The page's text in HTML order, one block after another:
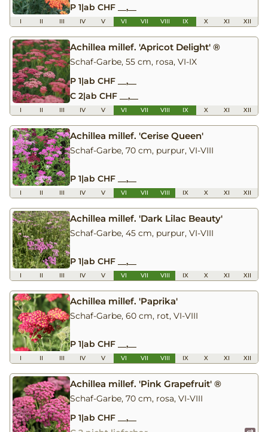
P 1|ab CHF __,__
I II III IV V VI VII VIII IX X XI XII
Achillea millef. 'Apricot Delight' ®
Schaf-Garbe, 55 cm, rosa, VI-IX
P 1|ab CHF __,__
C 2|ab CHF __,__
I II III IV V VI VII VIII IX X XI XII
Achillea millef. 'Cerise Queen'
Schaf-Garbe, 70 cm, purpur, VI-VIII
P 1|ab CHF __,__
I II III IV V VI VII VIII IX X XI XII
Achillea millef. 'Dark Lilac Beauty'
Schaf-Garbe, 45 cm, purpur, VI-VIII
P 1|ab CHF __,__
I II III IV V VI VII VIII IX X XI XII
Achillea millef. 'Paprika'
Schaf-Garbe, 60 cm, rot, VI-VIII
P 1|ab CHF __,__
I II III IV V VI VII VIII IX X XI XII
Achillea millef. 'Pink Grapefruit' ®
Schaf-Garbe, 70 cm, rosa, VI-VIII
P 1|ab CHF __,__